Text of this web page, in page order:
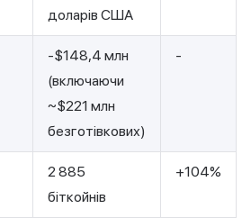
доларів США
-$148,4 млн
(включаючи
~$221 млн
безготівкових)
-
2 885
біткойнів
+104%